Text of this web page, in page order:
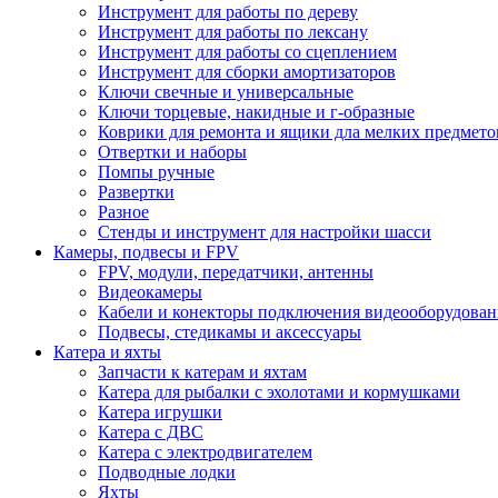
Инструмент для работы по дереву
Инструмент для работы по лексану
Инструмент для работы со сцеплением
Инструмент для сборки амортизаторов
Ключи свечные и универсальные
Ключи торцевые, накидные и г-образные
Коврики для ремонта и ящики дла мелких
Отвертки и наборы
Помпы ручные
Развертки
Разное
Стенды и инструмент для настройки шасси
Камеры, подвесы и FPV
FPV, модули, передатчики, антенны
Видеокамеры
Кабели и конекторы подключения
Подвесы, стедикамы и аксессуары
Катера и яхты
Запчасти к катерам и яхтам
Катера для рыбалки с эхолотами и кормушками
Катера игрушки
Катера с ДВС
Катера с электродвигателем
Подводные лодки
Яхты